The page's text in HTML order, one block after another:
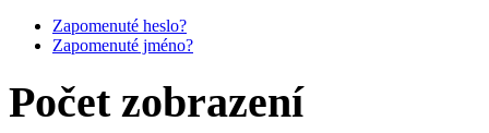
Zapomenuté heslo?
Zapomenuté jméno?
Počet zobrazení